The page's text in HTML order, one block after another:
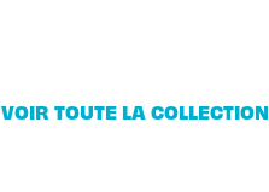
VOIR TOUTE LA COLLECTION